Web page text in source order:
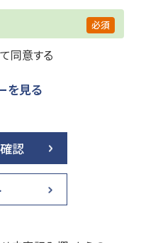
同意する
を見る